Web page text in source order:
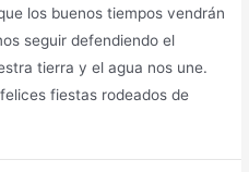
los buenos tiempos vendrán
seguir defendiendo el
tierra y el agua nos une.
fiestas rodeados de